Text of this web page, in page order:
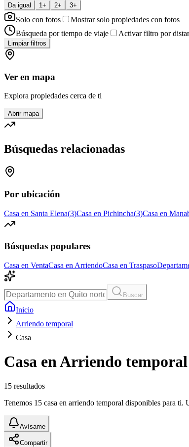
Da igual 1+ 2+ 3+
Solo con fotos
Mostrar solo propiedades con fotos
Búsqueda por tiempo de viaje
Activar filtro por
Limpiar filtros
Ver en mapa
Explora propiedades cerca de ti
Abrir mapa
Búsquedas relacionadas
Por ubicación
Casa en Santa Elena(3)Casa en Pichincha(3)Casa en
Búsquedas populares
Casa en VentaCasa en ArriendoCasa en Traspaso
Buscar
Inicio
Arriendo temporal
Casa
Casa en Arriendo temporal
15 resultados
Tenemos 15 casa en arriendo temporal disponibles para ti.
Avísame
Compartir